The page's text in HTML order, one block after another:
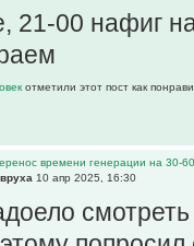
21-00 нафиг
отметили этот пост как
времени генерации на 30-
10 апр 2025, 16:30